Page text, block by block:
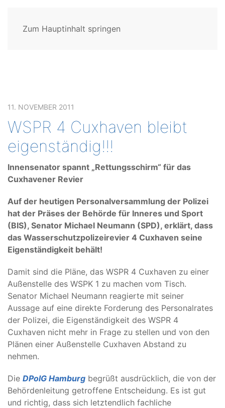
Zum Hauptinhalt springen
11. NOVEMBER 2011
WSPR 4 Cuxhaven bleibt
eigenständig!!!
Innensenator spannt „Rettungsschirm“ für das
Cuxhavener Revier
Auf der heutigen Personalversammlung der Polizei
hat der Präses der Behörde für Inneres und Sport
(BIS), Senator Michael Neumann (SPD), erklärt, dass
das Wasserschutzpolizeirevier 4 Cuxhaven seine
Eigenständigkeit behält!
Damit sind die Pläne, das WSPR 4 Cuxhaven zu einer
Außenstelle des WSPK 1 zu machen vom Tisch.
Senator Michael Neumann reagierte mit seiner
Aussage auf eine direkte Forderung des Personalrates
der Polizei, die Eigenständigkeit des WSPR 4
Cuxhaven nicht mehr in Frage zu stellen und von den
Plänen einer Außenstelle Cuxhaven Abstand zu
nehmen.
Die DPolG Hamburg begrüßt ausdrücklich, die von der
Behördenleitung getroffene Entscheidung. Es ist gut
und richtig, dass sich letztendlich fachliche